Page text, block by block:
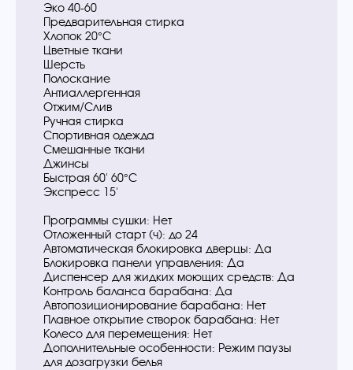
Эко 40-60
Предварительная стирка
Хлопок 20°C
Цветные ткани
Шерсть
Полоскание
Антиаллергенная
Отжим/Слив
Ручная стирка
Спортивная одежда
Смешанные ткани
Джинсы
Быстрая 60' 60°C
Экспресс 15'
Программы сушки: Нет
Отложенный старт (ч): до 24
Автоматическая блокировка дверцы: Да
Блокировка панели управления: Да
Диспенсер для жидких моющих средств: Да
Контроль баланса барабана: Да
Автопозиционирование барабана: Нет
Плавное открытие створок барабана: Нет
Колесо для перемещения: Нет
Дополнительные особенности: Режим паузы
для дозагрузки белья